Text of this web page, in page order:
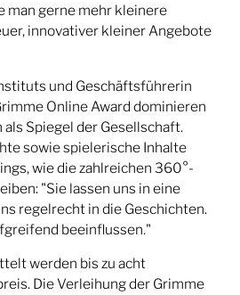
man gerne mehr kleinere
innovativer kleiner Angebote
und Geschäftsführerin
Online Award dominieren
Spiegel der Gesellschaft.
sowie spielerische Inhalte
wie die zahlreichen 360°-
"Sie lassen uns in eine
regelrecht in die Geschichten.
beeinflussen."
werden bis zu acht
Die Verleihung der Grimme